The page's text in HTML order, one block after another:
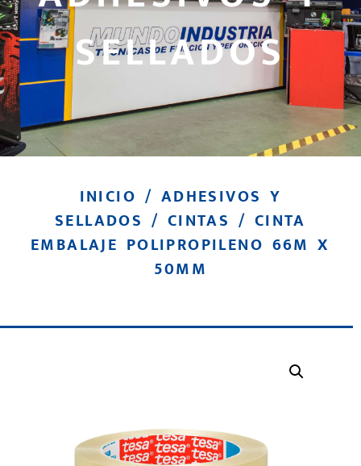
SELLADOS
INICIO / ADHESIVOS Y
SELLADOS / CINTAS / CINTA
EMBALAJE POLIPROPILENO 66M X
50MM